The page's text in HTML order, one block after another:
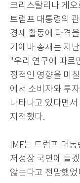
크리스탈리나 게
트럼프 대통령의
경제 활동에 타격
기에바 총재는 지
"우리 연구에 따르
정적인 영향을 미
에서 소비자와 투
나타나고 있다면
지적했다.
IMF는 트럼프 대통
저성장 국면에 들
않는다고 전망했었